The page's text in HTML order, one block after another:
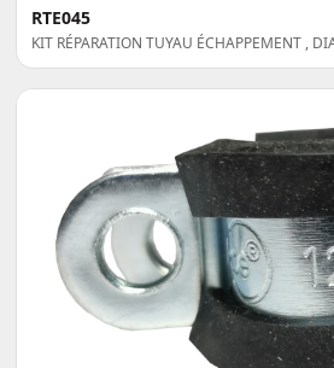
RTE045
KIT RÉPARATION TUYAU ÉCHAPPEMENT ,